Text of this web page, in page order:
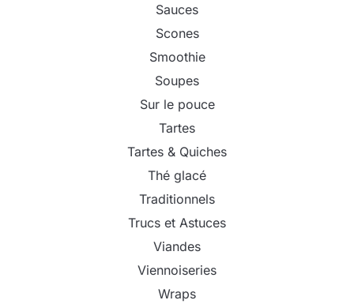
Sauces
Scones
Smoothie
Soupes
Sur le pouce
Tartes
Tartes & Quiches
Thé glacé
Traditionnels
Trucs et Astuces
Viandes
Viennoiseries
Wraps